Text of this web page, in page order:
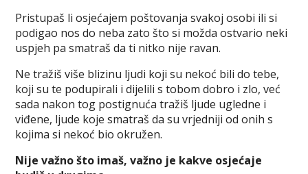
Pristupaš li osjećajem poštovanja svakoj osobi ili si
podigao nos do neba zato što si možda ostvario neki
uspjeh pa smatraš da ti nitko nije ravan.
Ne tražiš više blizinu ljudi koji su nekoć bili do tebe,
koji su te podupirali i dijelili s tobom dobro i zlo, već
sada nakon tog postignuća tražiš ljude ugledne i
viđene, ljude koje smatraš da su vrjedniji od onih s
kojima si nekoć bio okružen.
Nije važno što imaš, važno je kakve osjećaje